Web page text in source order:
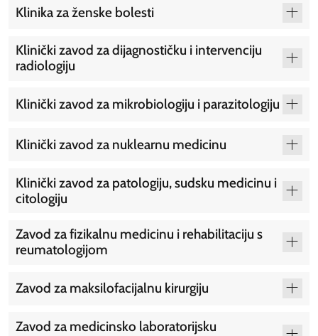
Klinika za ženske bolesti
Klinički zavod za dijagnostičku i intervenciju
radiologiju
Klinički zavod za mikrobiologiju i parazitologiju
Klinički zavod za nuklearnu medicinu
Klinički zavod za patologiju, sudsku medicinu i
citologiju
Zavod za fizikalnu medicinu i rehabilitaciju s
reumatologijom
Zavod za maksilofacijalnu kirurgiju
Zavod za medicinsko laboratorijsku